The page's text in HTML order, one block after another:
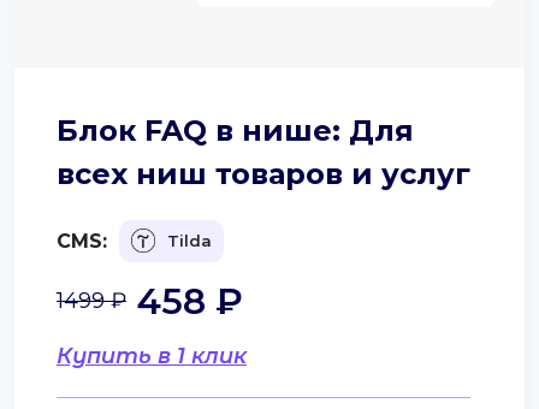
Блок FAQ в нише: Для
всех ниш товаров и услуг
CMS: Tilda
Купить в 1 клик
1499 ₽ 458 ₽